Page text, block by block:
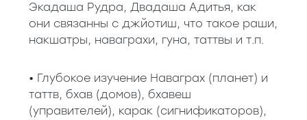
Экадаша Рудра, Двадаша Адитья, как
они связанны с джйотиш, что такое раши,
накшатры, наваграхи, гуна, таттвы и т.п.
• Глубокое изучение Наваграх (планет) и
таттв, бхав (домов), бхавеш
(управителей), карак (сигнификаторов),